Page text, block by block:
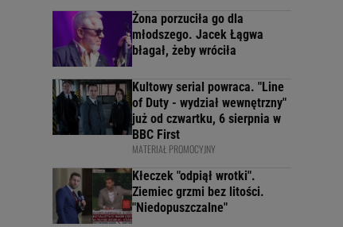
Żona porzuciła go dla
młodszego. Jacek Łągwa
błagał, żeby wróciła
Kultowy serial powraca. "Line
of Duty - wydział wewnętrzny"
już od czwartku, 6 sierpnia w
BBC First
MATERIAŁ PROMOCYJNY
Kłeczek "odpiął wrotki".
Ziemiec grzmi bez litości.
"Niedopuszczalne"